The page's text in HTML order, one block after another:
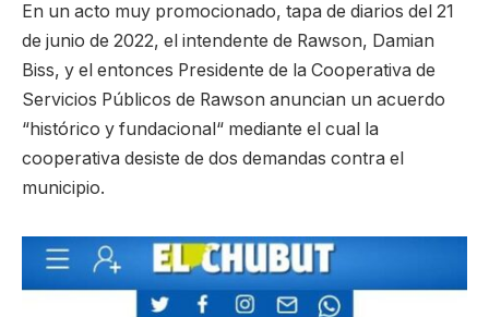
En un acto muy promocionado, tapa de diarios del 21
de junio de 2022, el intendente de Rawson, Damian
Biss, y el entonces Presidente de la Cooperativa de
Servicios Públicos de Rawson anuncian un acuerdo
“histórico y fundacional“ mediante el cual la
cooperativa desiste de dos demandas contra el
municipio.